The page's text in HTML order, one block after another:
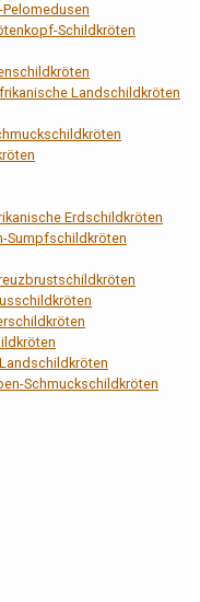
Schildkröten
Landschildkröten
Erdschildkröten
Sumpfschildkröten
Schmuckschildkröten